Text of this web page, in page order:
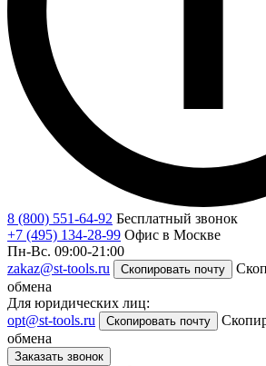
8 (800) 551-64-92 Бесплатный звонок
+7 (495) 134-28-99 Офис в Москве
Пн-Вс. 09:00-21:00
zakaz@st-tools.ru
Скопировать почту
обмена
Для юридических лиц:
opt@st-tools.ru
Скопировать почту
обмена
Заказать звонок